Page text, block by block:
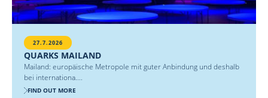
27.7.2026
QUARKS MAILAND
Mailand: europäische Metropole mit guter Anbindung und deshalb
bei internationa....
FIND OUT MORE